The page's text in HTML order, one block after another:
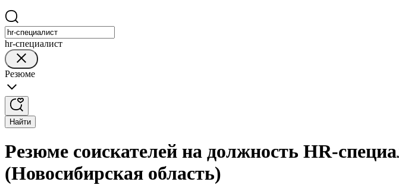
hr-специалист
Резюме
Найти
Резюме соискателей на должность HR-
(Новосибирская область)